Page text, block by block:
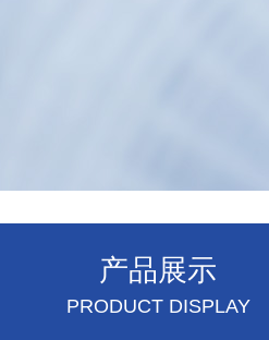
产品展示
PRODUCT DISPLAY